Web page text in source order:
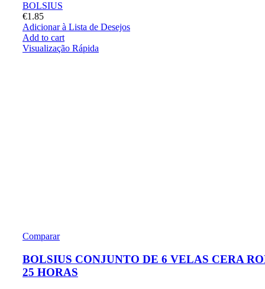
BOLSIUS
€1.85
Adicionar à Lista de Desejos
Add to cart
Visualização Rápida
Comparar
BOLSIUS CONJUNTO DE 6 VELAS CERA
25 HORAS